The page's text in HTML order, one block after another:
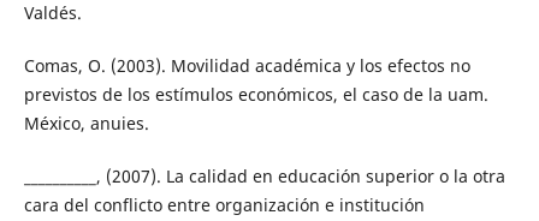
Valdés.
Comas, O. (2003). Movilidad académica y los efectos no
previstos de los estímulos económicos, el caso de la uam.
México, anuies.
__________, (2007). La calidad en educación superior o la otra
cara del conflicto entre organización e institución